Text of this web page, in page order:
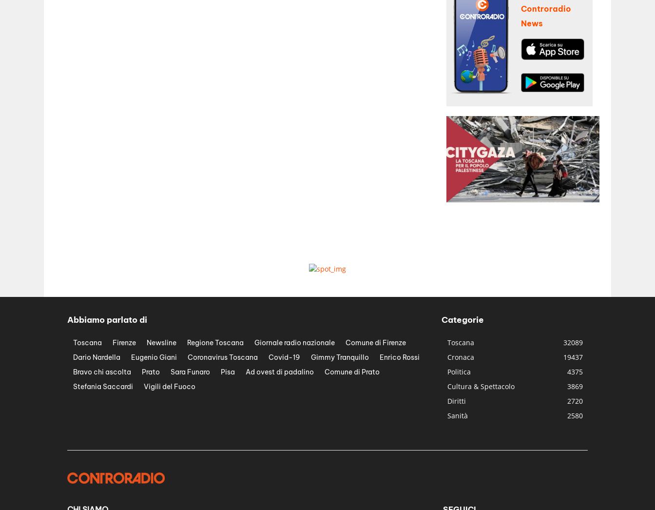
Controradio
News
Abbiamo parlato di
Toscana Firenze Newsline Regione Toscana Giornale radio nazionale
Comune di Firenze
Dario Nardella
Eugenio Giani Coronavirus Toscana Covid-19 Gimmy Tranquillo
Enrico Rossi
Bravo chi ascolta
Prato Sara Funaro Pisa Ad ovest di padalino
Comune di Prato
Stefania Saccardi
Vigili del Fuoco
Categorie
Toscana
32089
Cronaca
19437
Politica
4375
Cultura & Spettacolo
3869
Diritti
2720
Sanità
2580